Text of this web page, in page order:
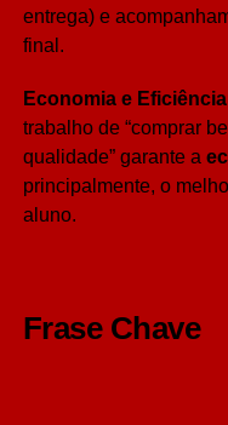
entrega) e
final.
Economia e
trabalho de “comprar
qualidade” garante a
principalmente, o
aluno.
Frase Chave